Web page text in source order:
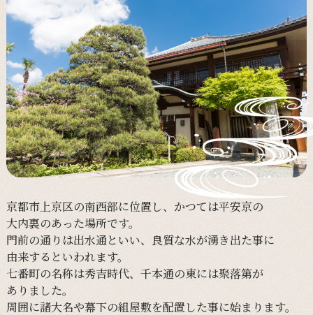
京都市上京区の南西部に位置し、 かつては平安京の
大内裏のあった場所です。
門前の通りは出水通といい、 良質な水が湧き出た事に
由来するといわれます。
七番町の名称は秀吉時代、 千本通の東には聚落第が
ありました。
周囲に諸大名や幕下の組屋敷を配置した事に始まります。